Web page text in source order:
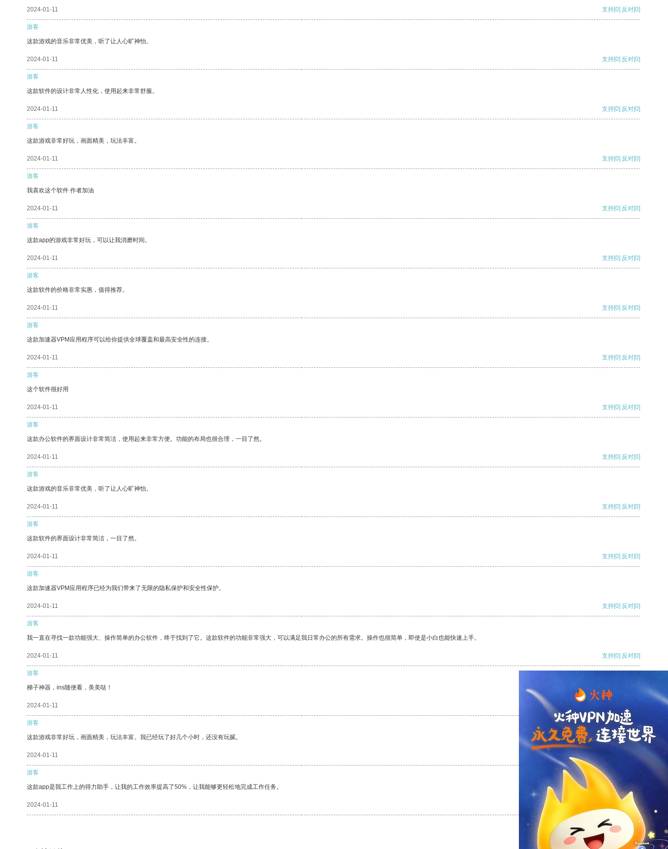
2024-01-11 支持[0] 反对[0]
游客
这款游戏的音乐非常优美，听了让人心旷神怡。
2024-01-11 支持[0] 反对[0]
游客
这款软件的设计非常人性化，使用起来非常舒服。
2024-01-11 支持[0] 反对[0]
游客
这款游戏非常好玩，画面精美，玩法丰富。
2024-01-11 支持[0] 反对[0]
游客
我喜欢这个软件 作者加油
2024-01-11 支持[0] 反对[0]
游客
这款app的游戏非常好玩，可以让我消磨时间。
2024-01-11 支持[0] 反对[0]
游客
这款软件的价格非常实惠，值得推荐。
2024-01-11 支持[0] 反对[0]
游客
这款加速器VPM应用程序可以给你提供全球覆盖和最高安全性的连接。
2024-01-11 支持[0] 反对[0]
游客
这个软件很好用
2024-01-11 支持[0] 反对[0]
游客
这款办公软件的界面设计非常简洁，使用起来非常方便。功能的布局也很合理，一目了然。
2024-01-11 支持[0] 反对[0]
游客
这款游戏的音乐非常优美，听了让人心旷神怡。
2024-01-11 支持[0] 反对[0]
游客
这款软件的界面设计非常简洁，一目了然。
2024-01-11 支持[0] 反对[0]
游客
这款加速器VPM应用程序已经为我们带来了无限的隐私保护和安全性保护。
2024-01-11 支持[0] 反对[0]
游客
我一直在寻找一款功能强大、操作简单的办公软件，终于找到了它。这款软件的功能非常强大，可以满足我日常办公的所有需求。操作也很简单，即使是小白也能快速上手。
2024-01-11 支持[0] 反对[0]
游客
梯子神器，ins随便看，美美哒！
2024-01-11
游客
这款游戏非常好玩，画面精美，玩法丰富。我已经玩了好几个小时，还没有玩腻。
2024-01-11 反对
游客
这款app是我工作上的得力助手，让我的工作效率提高了50%，让我能够更轻松地完成工作任务。
2024-01-11 反对[0]